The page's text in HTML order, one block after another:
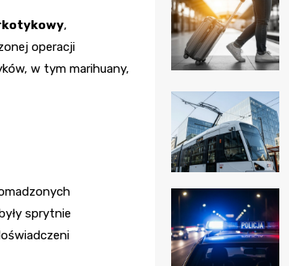
,
operacji
w tym marihuany,
sprytnie